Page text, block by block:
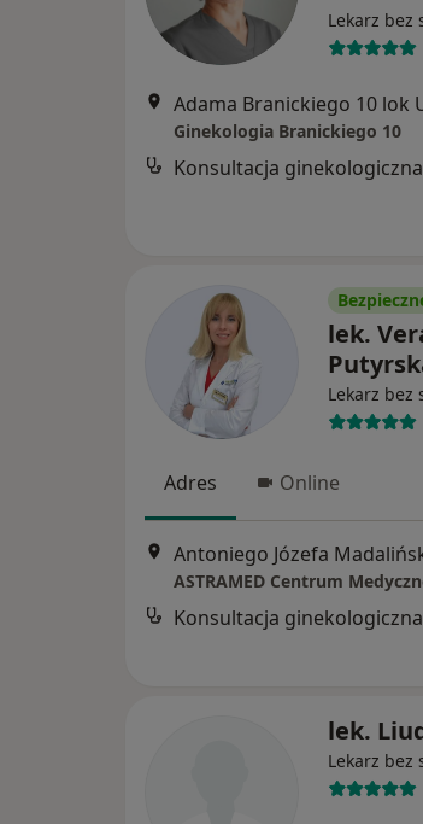
Lekarz bez
Ginekologia Branickiego 10
Konsultacja ginekologiczna
lek.
Lekarz bez
Adres Online
ASTRAMED Centrum
Konsultacja ginekologiczna
lek.
Lekarz bez